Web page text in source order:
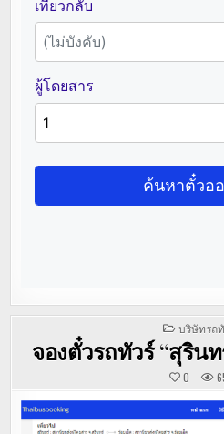
POSTED
IN
บริษัทรถ
จองตั๋วรถทัวร์ “สุริน
0